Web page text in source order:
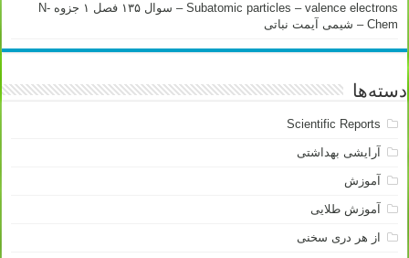
Subatomic particles – valence electrons – سوال ۱۳۵ فصل ۱ جزوه N-
Chem – شیمی آیمت نباتی
دسته‌ها
Scientific Reports
آرایشی بهداشتی
آموزش
آموزش طلایی
از هر دری سخنی